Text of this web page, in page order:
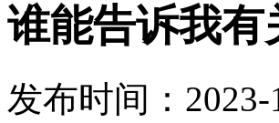
谁能告诉我
发布时间：